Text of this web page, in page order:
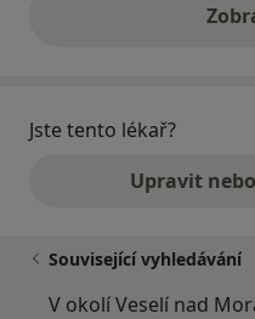
Jste tento lékař?
Upravit
Související vyhledávání
V okolí Veselí nad